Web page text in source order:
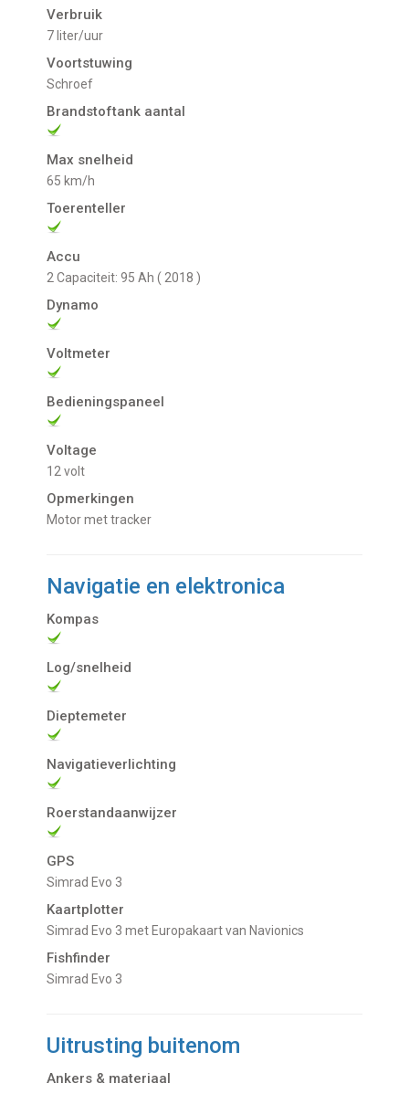
Verbruik
7 liter/uur
Voortstuwing
schroef
Brandstoftank aantal
Max snelheid
65 km/h
Toerenteller
Accu
2 Capaciteit: 95 Ah ( 2018 )
Dynamo
Voltmeter
Bedieningspaneel
Voltage
12 volt
Opmerkingen
Motor met tracker
Navigatie en elektronica
Kompas
Log/snelheid
Dieptemeter
Navigatieverlichting
Roerstandaanwijzer
GPS
Simrad Evo 3
Kaartplotter
Simrad Evo 3 met Europakaart van Navionics
Fishfinder
Simrad Evo 3
Uitrusting buitenom
Ankers & materiaal